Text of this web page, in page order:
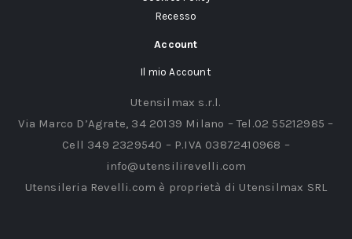
Recesso
Account
Il mio Account
Utensilmax s.r.l.
Via Marco D’Agrate, 34 20139 Milano – Tel.02 55212985 –
Cell 349 2329540 – P.IVA 03872410968 –
info@utensilirevelli.com
Utensileria Revelli.com è proprietà di Utensilmax SRL